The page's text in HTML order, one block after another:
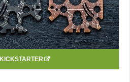
KICKSTARTER